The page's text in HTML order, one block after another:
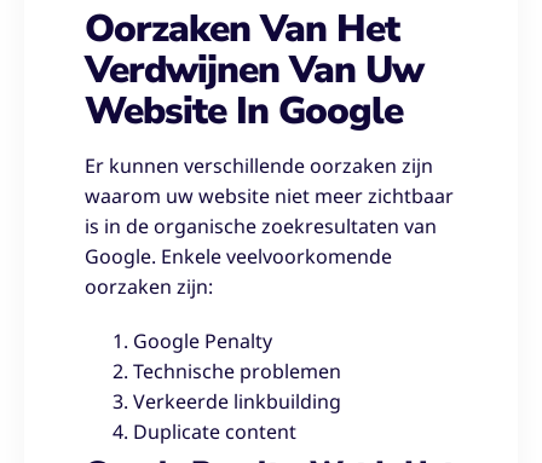
Oorzaken Van Het
Verdwijnen Van Uw
Website In Google
Er kunnen verschillende oorzaken zijn
waarom uw website niet meer zichtbaar
is in de organische zoekresultaten van
Google. Enkele veelvoorkomende
oorzaken zijn:
Google Penalty
Technische problemen
Verkeerde linkbuilding
Duplicate content